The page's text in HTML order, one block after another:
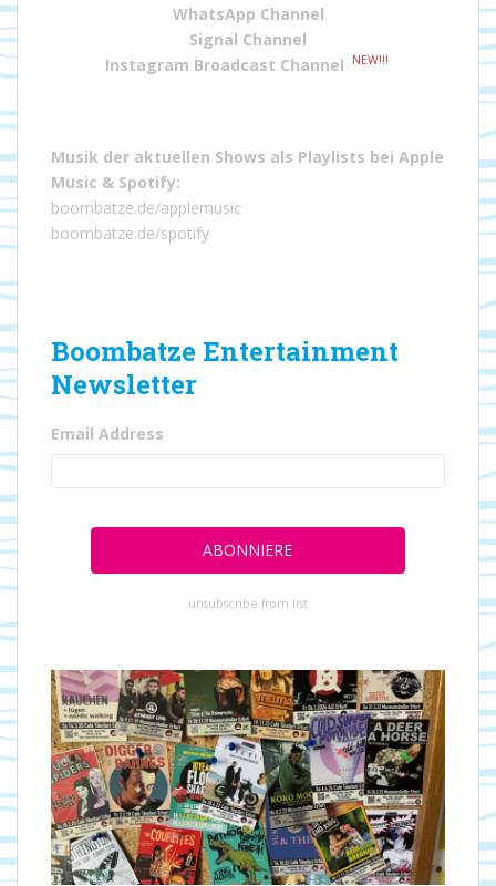
WhatsApp Channel
Signal Channel
Instagram Broadcast Channel
NEW!!!
Musik der aktuellen Shows als Playlists bei Apple
Music & Spotify:
boombatze.de/applemusic
boombatze.de/spotify
Boombatze Entertainment
Newsletter
Email Address
unsubscribe from list